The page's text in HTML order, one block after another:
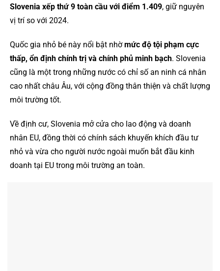
Slovenia xếp thứ 9 toàn cầu với điểm 1.409, giữ nguyên
vị trí so với 2024.
Quốc gia nhỏ bé này nổi bật nhờmức độ tội phạm cực
thấp, ổn định chính trị và chính phủ minh bạch. Slovenia
cũng là một trong những nước có chỉ số an ninh cá nhân
cao nhất châu Âu, với cộng đồng thân thiện và chất lượng
môi trường tốt.
Về định cư, Slovenia mở cửa cho lao động và doanh
nhân EU, đồng thời có chính sách khuyến khích đầu tư
nhỏ và vừa cho người nước ngoài muốn bắt đầu kinh
doanh tại EU trong môi trường an toàn.